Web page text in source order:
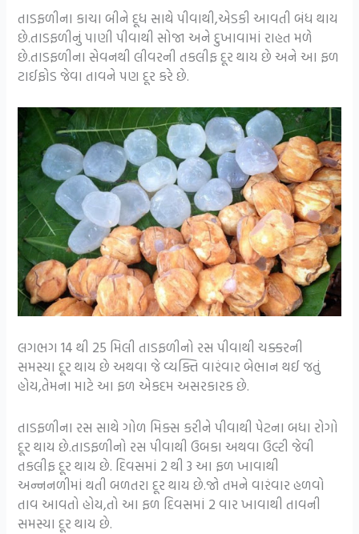
તાડફળીના કાચા બીને દૂધ સાથે પીવાથી,એડકી આવતી બંધ થાય
છે.તાડફળીનું પાણી પીવાથી સોજા અને દુખાવામાં રાહત મળે
છે.તાડફળીના સેવનથી લીવરની તકલીફ દૂર થાય છે અને આ ફળ
ટાઈફોડ જેવા તાવને પણ દૂર કરે છે.
લગભગ 14 થી 25 મિલી તાડફળીનો રસ પીવાથી ચક્કરની
સમસ્યા દૂર થાય છે અથવા જે વ્યક્તિ વારંવાર બેભાન થઈ જતું
હોય,તેમના માટે આ ફળ એકદમ અસરકારક છે.
તાડફળીના રસ સાથે ગોળ મિક્સ કરીને પીવાથી પેટના બધા રોગો
દૂર થાય છે.તાડફળીનો રસ પીવાથી ઉબકા અથવા ઉલ્ટી જેવી
તકલીફ દૂર થાય છે. દિવસમાં 2 થી 3 આ ફળ ખાવાથી
અન્નનળીમાં થતી બળતરા દૂર થાય છે.જો તમને વારંવાર હળવો
તાવ આવતો હોય,તો આ ફળ દિવસમાં 2 વાર ખાવાથી તાવની
સમસ્યા દૂર થાય છે.